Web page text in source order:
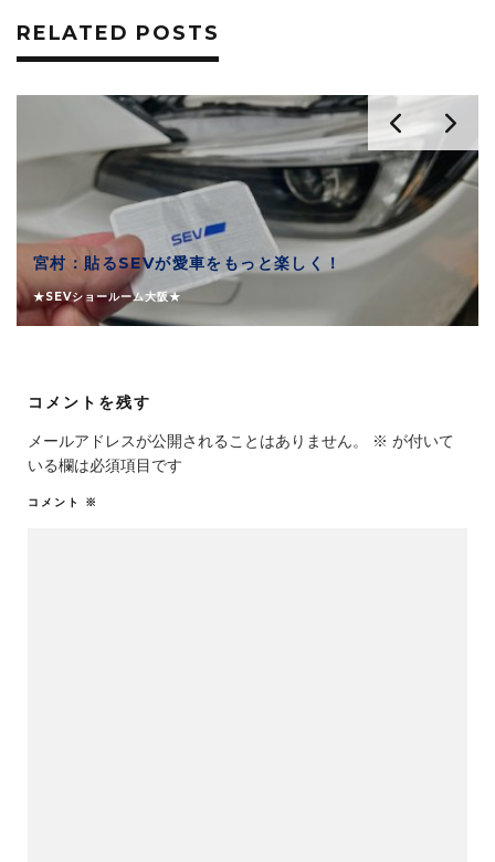
RELATED POSTS
宮村：貼るSEVが愛車をもっと楽しく！
★SEVショールーム大阪★
コメントを残す
メールアドレスが公開されることはありません。 ※ が付いて
いる欄は必須項目です
コメント ※